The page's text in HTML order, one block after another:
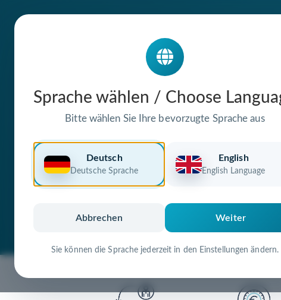
Sprache wählen / Choose
Bitte wählen Sie Ihre bevorzugte Sprache aus
Deutsch
Deutsche Sprache
English
English Language
Abbrechen Weiter
Sie können die Sprache jederzeit in den Einstellungen ändern.
Die Domain
unionsbraeu-
steht zum Verkauf
Premium Domain Verifizierte Domain